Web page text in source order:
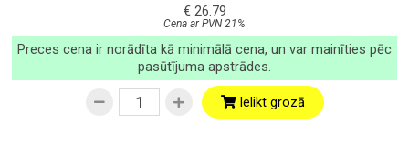
€ 26.79
Cena ar PVN 21%
Preces cena ir norādīta kā minimālā cena, un var mainīties pēc
pasūtījuma apstrādes.
Ielikt grozā